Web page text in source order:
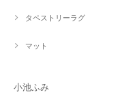
タペストリーラグ
マット
小池ふみ